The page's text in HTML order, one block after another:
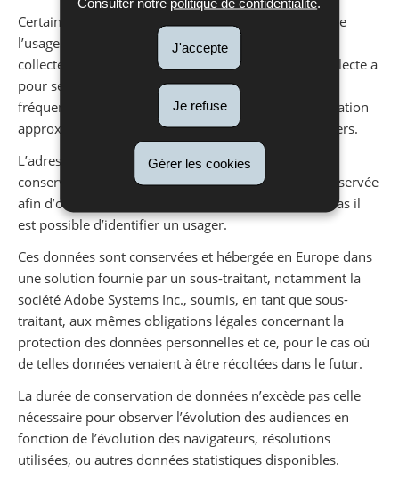
J'accepte
Je refuse
Gérer les cookies
Certaines données relatives aux matériel et logiciel de
l’usager qui ne sont pas de nature à l’identifier sont
collectées lors de sa visite sur le site public. Cette collecte a
pour seule finalité de disposer de statistiques de
fréquentation (type de navigateur, résolution, localisation
approximative, etc.) afin de servir au mieux les usagers.
L’adresse IP complète de l’usager n’est en aucun cas
conservée. Une seule partie de l’adresse IP étant conservée
afin d’obtenir des statistiques globales et en aucun cas il
est possible d’identifier un usager.
Ces données sont conservées et hébergée en Europe dans
une solution fournie par un sous-traitant, notamment la
société Adobe Systems Inc., soumis, en tant que sous-
traitant, aux mêmes obligations légales concernant la
protection des données personnelles et ce, pour le cas où
de telles données venaient à être récoltées dans le futur.
La durée de conservation de données n’excède pas celle
nécessaire pour observer l’évolution des audiences en
fonction de l’évolution des navigateurs, résolutions
utilisées, ou autres données statistiques disponibles.